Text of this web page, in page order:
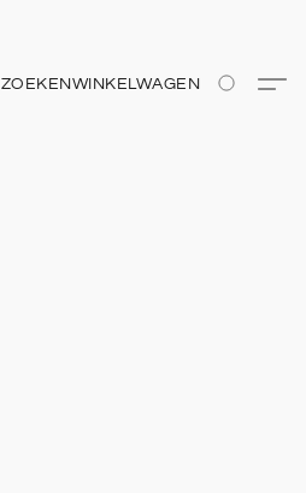
ZOEKEN WINKELWAGEN